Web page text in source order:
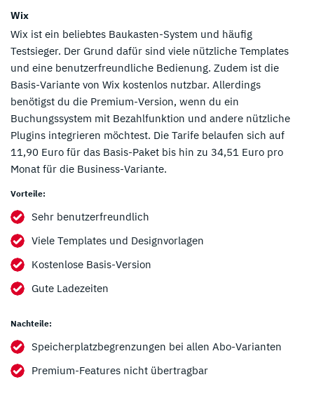
Wix
Wix ist ein beliebtes Baukasten-System und häufig
Testsieger. Der Grund dafür sind viele nützliche Templates
und eine benutzerfreundliche Bedienung. Zudem ist die
Basis-Variante von Wix kostenlos nutzbar. Allerdings
benötigst du die Premium-Version, wenn du ein
Buchungssystem mit Bezahlfunktion und andere nützliche
Plugins integrieren möchtest. Die Tarife belaufen sich auf
11,90 Euro für das Basis-Paket bis hin zu 34,51 Euro pro
Monat für die Business-Variante.
Vorteile:
Sehr benutzerfreundlich
Viele Templates und Designvorlagen
Kostenlose Basis-Version
Gute Ladezeiten
Nachteile:
Speicherplatzbegrenzungen bei allen Abo-Varianten
Premium-Features nicht übertragbar